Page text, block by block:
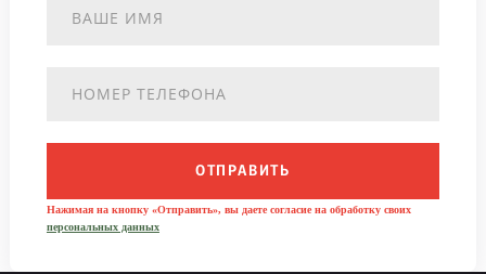
ОТПРАВИТЬ
Нажимая на кнопку «Отправить», вы даете согласие на обработку своих
персональных данных